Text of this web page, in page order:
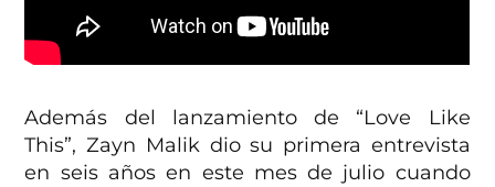
Además del lanzamiento de “Love Like
This”, Zayn Malik dio su primera entrevista
en seis años en este mes de julio cuando